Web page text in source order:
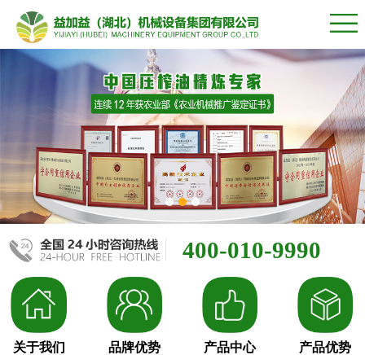
400-010-9990
关于我们 品牌优势 产品中心 产品优势